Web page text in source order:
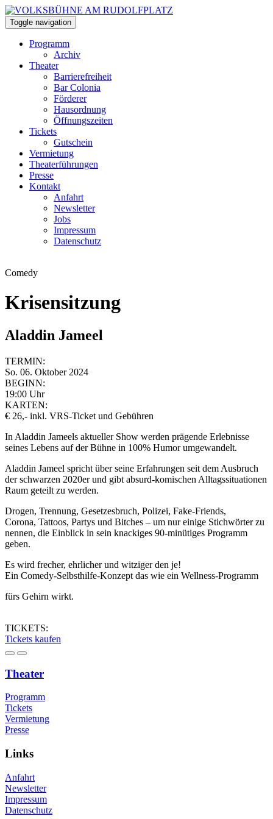
Toggle navigation
Programm
Archiv
Theater
Barrierefreiheit
Bar Colonia
Förderer
Hausordnung
Öffnungszeiten
Tickets
Gutschein
Vermietung
Theaterführungen
Presse
Kontakt
Anfahrt
Newsletter
Jobs
Impressum
Datenschutz
Comedy
Krisensitzung
Aladdin Jameel
TERMIN:
So. 06. Oktober 2024
BEGINN:
19:00 Uhr
KARTEN:
€ 26,- inkl. VRS-Ticket und Gebühren
In Aladdin Jameels aktueller Show werden prägende Erlebnisse
seines Lebens auf der Bühne in 100% Humor umgewandelt.
Aladdin Jameel spricht über seine Erfahrungen seit dem Ausbruch
der schwarzen 2020er und gibt absurd-komischen Alltagssituationen
Raum geteilt zu werden.
Drogen, Trennung, Gesetzesbruch, Polizei, Fake-Friends,
Corona, Tattoos, Partys und Bitches – um nur einige Stichwörter zu
nennen, die Einblick in sein knackiges 90-minütiges Programm
geben.
Es wird frecher, ehrlicher und witziger den je!
Ein Comedy-Selbsthilfe-Konzept das wie ein Wellness-Programm
fürs Gehirn wirkt.
TICKETS:
Tickets kaufen
Theater
Programm
Tickets
Vermietung
Presse
Links
Anfahrt
Newsletter
Impressum
Datenschutz